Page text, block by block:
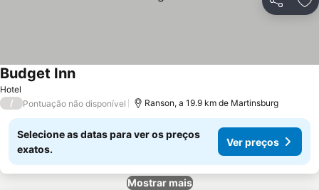
Partilhar
Hotel
Budget Inn
/ Pontuação não disponível Ranson, a 19.9 km de Martinsburg
Selecione as datas para ver os preços
exatos.
Ver preços
Mostrar mais